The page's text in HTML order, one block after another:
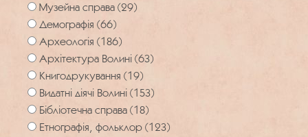
Музейна справа (29)
Демографія (66)
Археологія (186)
Архітектура Волині (63)
Книгодрукування (19)
Видатні діячі Волині (153)
Бібліотечна справа (18)
Етнографія, фольклор (123)